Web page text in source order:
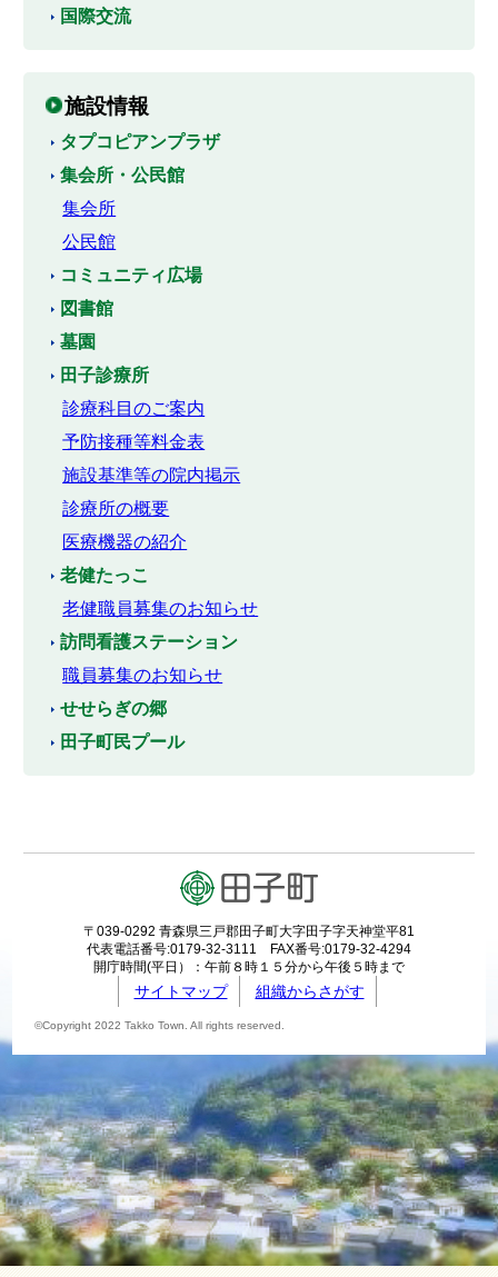
国際交流
施設情報
タプコピアンプラザ
集会所・公民館
集会所
公民館
コミュニティ広場
図書館
墓園
田子診療所
診療科目のご案内
予防接種等料金表
施設基準等の院内掲示
診療所の概要
医療機器の紹介
老健たっこ
老健職員募集のお知らせ
訪問看護ステーション
職員募集のお知らせ
せせらぎの郷
田子町民プール
〒039-0292 青森県三戸郡田子町大字田子字天神堂平81
代表電話番号:0179-32-3111 FAX番号:0179-32-4294
開庁時間(平日）：午前８時１５分から午後５時まで
サイトマップ 組織からさがす
©Copyright 2022 Takko Town. All rights reserved.